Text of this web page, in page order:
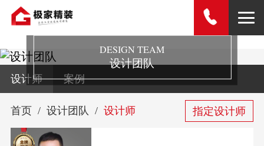
DESIGN TEAM
设计团队
设计师 案例
首页 设计团队 设计师 指定设计师